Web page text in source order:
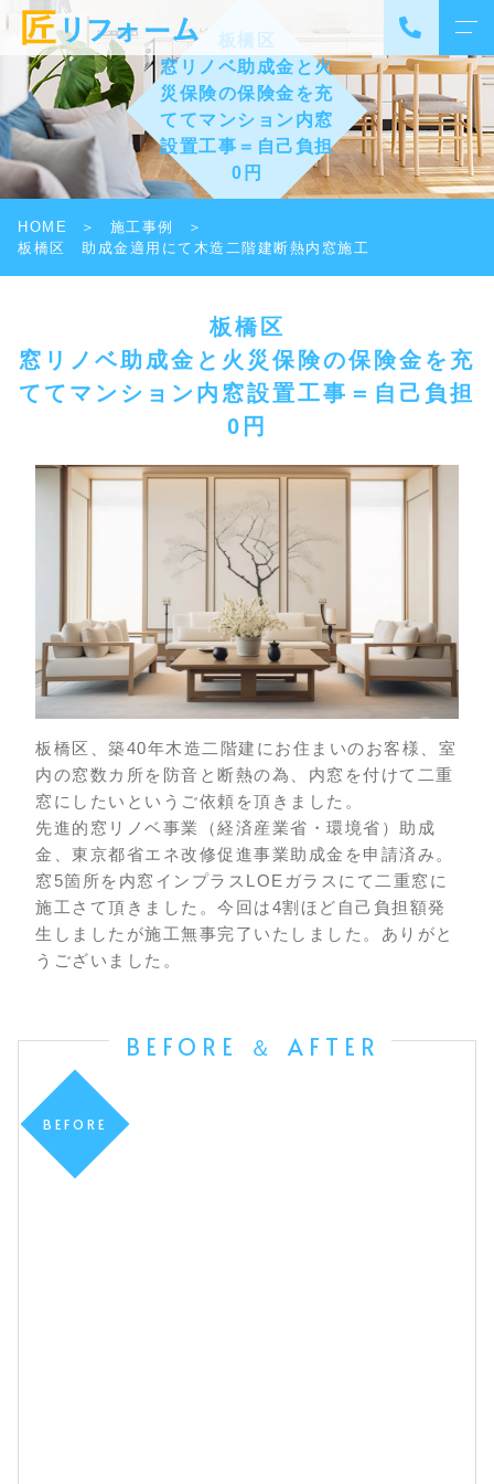
板橋区
窓リノベ助成金と火
災保険の保険金を充
ててマンション内窓
設置工事＝自己負担
0円
HOME
施工事例
板橋区 助成金適用にて木造二階建断熱内窓施工
板橋区
窓リノベ助成金と火災保険の保険金を充
てて マンション内窓設置工事＝自己負担
0円
板橋区、築40年木造二階建にお住まいのお客様、室
内の窓数カ所を防音と断熱の為、内窓を付けて二重
窓にしたいというご依頼を頂きました。
先進的窓リノベ事業（経済産業省・環境省）助成
金、東京都省エネ改修促進事業助成金を申請済み。
窓5箇所を内窓インプラスLOEガラスにて二重窓に
施工さて頂きました。今回は4割ほど自己負担額発
生しましたが施工無事完了いたしました。ありがと
うございました。
BEFORE ＆ AFTER
BEFORE